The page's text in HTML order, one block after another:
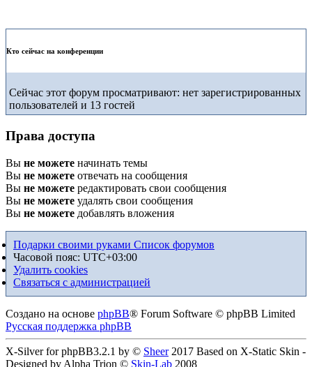
Кто сейчас на конференции
Сейчас этот форум просматривают: нет зарегистрированных
пользователей и 13 гостей
Права доступа
Вы не можете начинать темы
Вы не можете отвечать на сообщения
Вы не можете редактировать свои сообщения
Вы не можете удалять свои сообщения
Вы не можете добавлять вложения
Подарки своими руками Список форумов
Часовой пояс: UTC+03:00
Удалить cookies
Связаться с администрацией
Создано на основе phpBB® Forum Software © phpBB Limited
Русская поддержка phpBB
X-Silver for phpBB3.2.1 by © Sheer2017 Based on X-Static Skin -
Designed by Alpha Trion © Skin-Lab 2008